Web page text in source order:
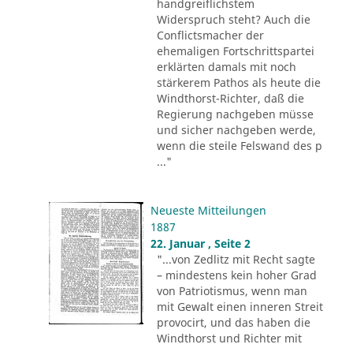
handgreiflichstem
Widerspruch steht? Auch die
Conflictsmacher der
ehemaligen Fortschrittspartei
erklärten damals mit noch
stärkerem Pathos als heute die
Windthorst-Richter, daß die
Regierung nachgeben müsse
und sicher nachgeben werde,
wenn die steile Felswand des p
..."
Neueste Mitteilungen
1887
22. Januar , Seite 2
"...von Zedlitz mit Recht sagte
– mindestens kein hoher Grad
von Patriotismus, wenn man
mit Gewalt einen inneren Streit
provocirt, und das haben die
Windthorst und Richter mit